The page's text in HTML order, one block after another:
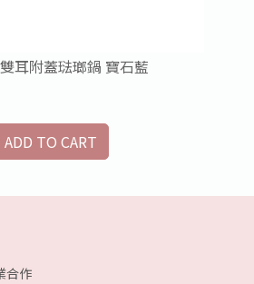
耳附蓋琺瑯鍋 寶石藍
ADD TO CART
合作